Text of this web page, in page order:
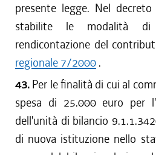
presente legge. Nel
stabilite le modalità
rendicontazione del
regionale 7/2000 .
43. Per le finalità di cui al
spesa di 25.000 euro per
dell'unità di bilancio
di nuova istituzione nello